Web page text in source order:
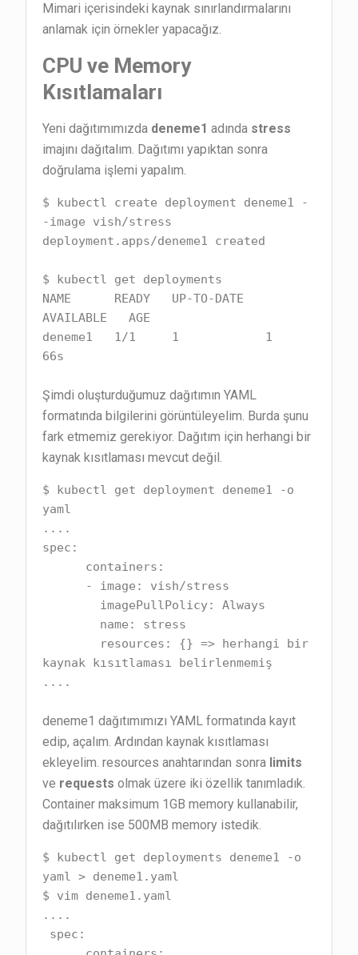
Mimari içerisindeki kaynak sınırlandırmalarını
anlamak için örnekler yapacağız.
CPU ve Memory
Kısıtlamaları
Yeni dağıtımımızda deneme1adında stress
imajını dağıtalım. Dağıtımı yapıktan sonra
doğrulama işlemi yapalım.
$ kubectl create deployment deneme1 -
-image vish/stress
deployment.apps/deneme1 created
$ kubectl get deployments
NAME      READY   UP-TO-DATE
AVAILABLE   AGE
deneme1   1/1     1            1
66s
Şimdi oluşturduğumuz dağıtımın YAML
formatında bilgilerini görüntüleyelim. Burda şunu
fark etmemiz gerekiyor. Dağıtım için herhangi bir
kaynak kısıtlaması mevcut değil.
$ kubectl get deployment deneme1 -o
yaml
....
spec:
kaynak kısıtlaması belirlenmemiş
....
deneme1 dağıtımımızı YAML formatında kayıt
edip, açalım. Ardından kaynak kısıtlaması
ekleyelim. resources anahtarından sonra limits
ve requestsolmak üzere iki özellik tanımladık.
Container maksimum 1GB memory kullanabilir,
dağıtılırken ise 500MB memory istedik.
$ kubectl get deployments deneme1 -o
yaml > deneme1.yaml
$ vim deneme1.yaml
....